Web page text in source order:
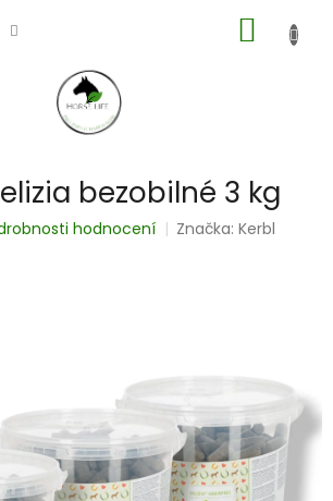
KOŠÍK
bezobilné 3 kg
hodnocení Značka:Kerbl